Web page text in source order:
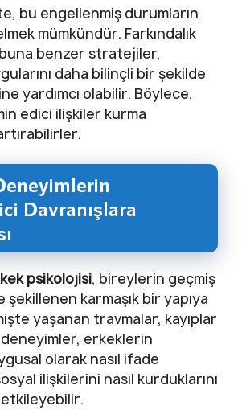
bu engellenmiş durumların
mümkündür. Farkındalık
buna benzer stratejiler,
daha bilinçli bir şekilde
yardımcı olabilir. Böylece,
edici ilişkiler kurma
Davranışlara
psikolojisi, bireylerin geçmiş
karmaşık bir yapıya
yaşanan travmalar, kayıplar
erkeklerin
olarak nasıl ifade
ilişkilerini nasıl kurduklarını